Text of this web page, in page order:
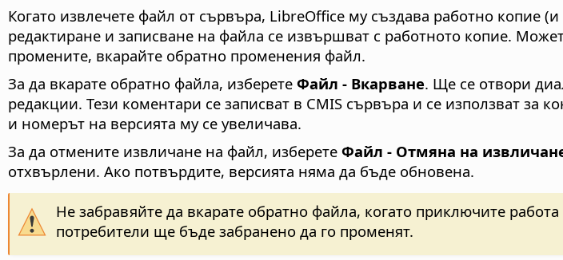
Когато извлечете файл от сървъра, LibreOffice му създава работно копие
редактиране и записване на файла се извършват с работното копие.
промените, вкарайте обратно променения файл.
За да вкарате обратно файла, изберете Файл - Вкарване. Ще се отвори
редакции. Тези коментари се записват в CMIS сървъра и се използват за
и номерът на версията му се увеличава.
За да отмените извличане на файл, изберете Файл - Отмяна на
отхвърлени. Ако потвърдите, версията няма да бъде обновена.
Не забравяйте да вкарате обратно файла, когато приключите
потребители ще бъде забранено да го променят.